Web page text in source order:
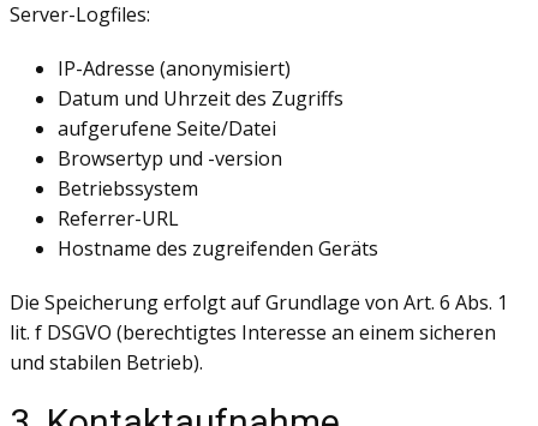
Server-Logfiles:
IP-Adresse (anonymisiert)
Datum und Uhrzeit des Zugriffs
aufgerufene Seite/Datei
Browsertyp und -version
Betriebssystem
Referrer-URL
Hostname des zugreifenden Geräts
Die Speicherung erfolgt auf Grundlage von Art. 6 Abs. 1
lit. f DSGVO (berechtigtes Interesse an einem sicheren
und stabilen Betrieb).